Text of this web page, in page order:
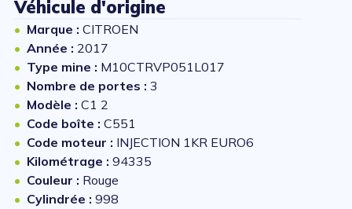
Véhicule d'origine
Marque : CITROEN
Année : 2017
Type mine : M10CTRVP051L017
Nombre de portes : 3
Modèle : C1 2
Code boîte : C551
Code moteur : INJECTION 1KR EURO6
Kilométrage : 94335
Couleur : Rouge
Cylindrée : 998